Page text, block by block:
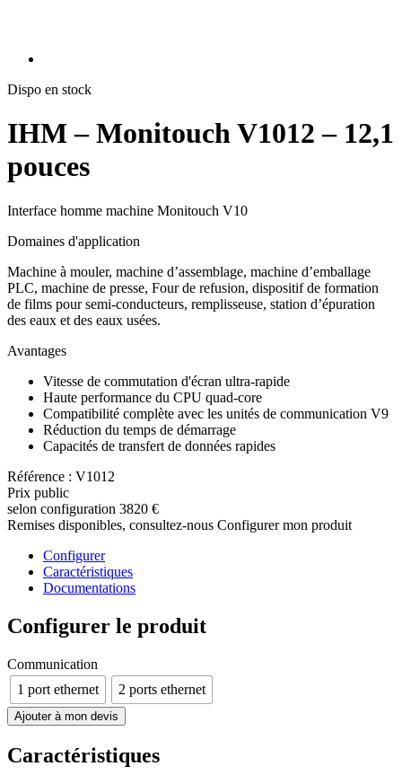
Dispo en stock
IHM – Monitouch V1012 – 12,1
pouces
Interface homme machine Monitouch V10
Domaines d'application
Machine à mouler, machine d’assemblage, machine d’emballage
PLC, machine de presse, Four de refusion, dispositif de formation
de films pour semi-conducteurs, remplisseuse, station d’épuration
des eaux et des eaux usées.
Avantages
Vitesse de commutation d'écran ultra-rapide
Haute performance du CPU quad-core
Compatibilité complète avec les unités de communication V9
Réduction du temps de démarrage
Capacités de transfert de données rapides
Référence : V1012
Prix public
selon configuration 3820 €
Remises disponibles, consultez-nous Configurer mon produit
Configurer
Caractéristiques
Documentations
Configurer le produit
Communication
1 port ethernet
2 ports ethernet
Ajouter à mon devis
Caractéristiques